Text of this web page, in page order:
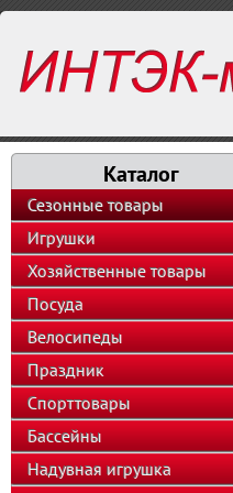
Каталог
Сезонные товары
Игрушки
Хозяйственные товары
Посуда
Велосипеды
Праздник
Спорттовары
Бассейны
Надувная игрушка